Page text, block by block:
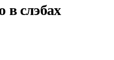
слэбах